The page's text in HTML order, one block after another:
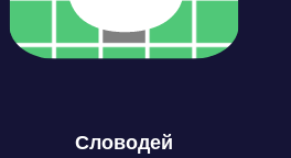
Словодей